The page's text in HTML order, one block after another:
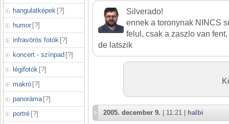
hangulatképek [?]
humor [?]
infravörös fotók [?]
koncert - színpad [?]
légifotók [?]
makró [?]
panoráma [?]
portré [?]
Silverado!
ennek a toronynak NINCS
felul, csak a zaszlo van
de latszik
2005. december 9. | 11:21 | halbi